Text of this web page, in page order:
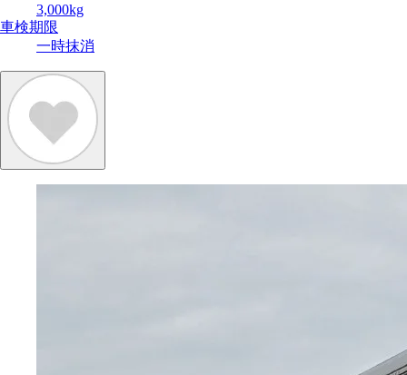
3,000kg
車検期限
一時抹消